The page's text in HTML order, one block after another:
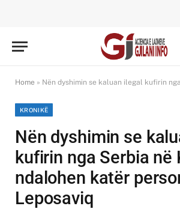
Home » Nën dyshimin se kaluan ilegal kufirin nga Serbia në Kosovë,
KRONIKË
Nën dyshimin se
kufirin nga Serbia në
ndalohen katër
Leposaviq